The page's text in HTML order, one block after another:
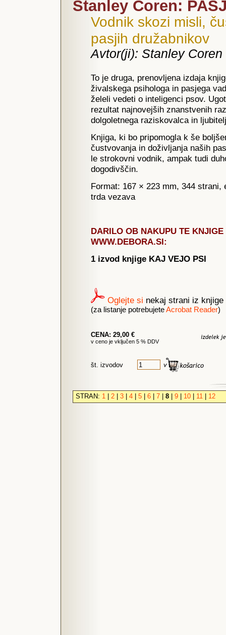
Stanley Coren:
Vodnik skozi misli,
pasjih družabnikov
Avtor(ji): Stanley Coren
To je druga, prenovljena izdaja
živalskega psihologa in pasjega
želeli vedeti o inteligenci psov.
rezultat najnovejših znanstvenih
dolgoletnega raziskovalca in
Knjiga, ki bo pripomogla k še
čustvovanja in doživljanja naših
le strokovni vodnik, ampak tudi
dogodivščin.
Format: 167 × 223 mm, 344
trda vezava
DARILO OB NAKUPU TE
WWW.DEBORA.SI:
1 izvod knjige KAJ VEJO PSI
Oglejte si nekaj strani iz knjige
(za listanje potrebujeteAcrobat Reader)
CENA: 29,00 €
v ceno je vključen 5 % DDV
št. izvodov
STRAN: 1 2 3 4 5 6 7 8 9 10 11 12